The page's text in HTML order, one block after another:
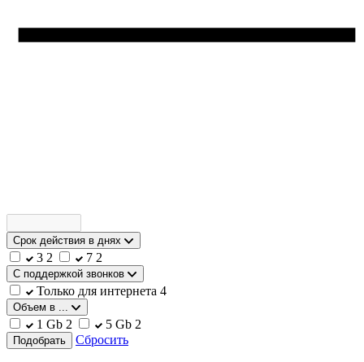
Срок действия в днях
3 2 7 2
С поддержкой звонков
Только для интернета 4
Объем в ...
1 Gb 2 5 Gb 2
Подобрать Сбросить